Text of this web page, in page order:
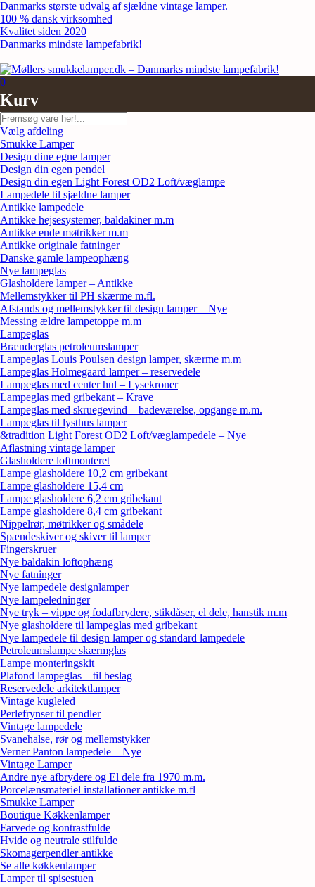
Skip
to
content
Danmarks største udvalg af sjældne vintage lamper.
100 % dansk virksomhed
Kvalitet siden 2020
Danmarks mindste lampefabrik!
0
Kurv
Søg
Vælg afdeling
Smukke Lamper
Design dine egne lamper
Design din egen pendel
Design din egen Light Forest OD2 Loft/væglampe
Lampedele til sjældne lamper
Antikke lampedele
Antikke hejsesystemer, baldakiner m.m
Antikke ende møtrikker m.m
Antikke originale fatninger
Danske gamle lampeophæng
Nye lampeglas
Glasholdere lamper – Antikke
Mellemstykker til PH skærme m.fl.
Afstands og mellemstykker til design lamper – Nye
Messing ældre lampetoppe m.m
Lampeglas
Brænderglas petroleumslamper
Lampeglas Louis Poulsen design lamper, skærme m.m
Lampeglas Holmegaard lamper – reservedele
Lampeglas med center hul – Lysekroner
Lampeglas med gribekant – Krave
Lampeglas med skruegevind – badeværelse, opgange m.m.
Lampeglas til lysthus lamper
&tradition Light Forest OD2 Loft/væglampedele – Nye
Aflastning vintage lamper
Glasholdere loftmonteret
Lampe glasholdere 10,2 cm gribekant
Lampe glasholdere 15,4 cm
Lampe glasholdere 6,2 cm gribekant
Lampe glasholdere 8,4 cm gribekant
Nippelrør, møtrikker og smådele
Spændeskiver og skiver til lamper
Fingerskruer
Nye baldakin loftophæng
Nye fatninger
Nye lampedele designlamper
Nye lampeledninger
Nye tryk – vippe og fodafbrydere, stikdåser, el dele, hanstik m.m
Nye glasholdere til lampeglas med gribekant
Nye lampedele til design lamper og standard lampedele
Petroleumslampe skærmglas
Lampe monteringskit
Plafond lampeglas – til beslag
Reservedele arkitektlamper
Vintage kugleled
Perlefrynser til pendler
Vintage lampedele
Svanehalse, rør og mellemstykker
Verner Panton lampedele – Nye
Vintage Lamper
Andre nye afbrydere og El dele fra 1970 m.m.
Porcelænsmateriel installationer antikke m.fl
Smukke Lamper
Boutique Køkkenlamper
Farvede og kontrastfulde
Hvide og neutrale stilfulde
Skomagerpendler antikke
Se alle køkkenlamper
Lamper til spisestuen